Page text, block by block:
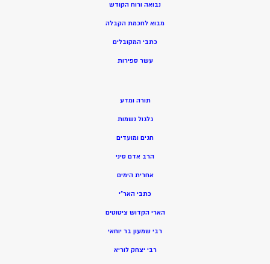
נבואה ורוח הקודש
מבוא לחכמת הקבלה
כתבי המקובלים
עשר ספירות
תורה ומדע
גלגול נשמות
חגים ומועדים
הרב אדם סיני
אחרית הימים
כתבי האר”י
הארי הקדוש ציטוטים
רבי שמעון בר יוחאי
רבי יצחק לוריא